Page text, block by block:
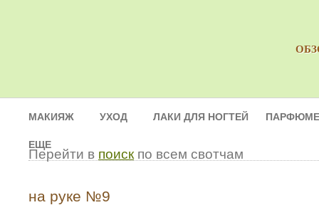
МАКИЯЖ УХОД ЛАКИ ДЛЯ НОГТЕЙ
ЕЩЕ
Перейти в поиск по всем свотчам
на руке №9